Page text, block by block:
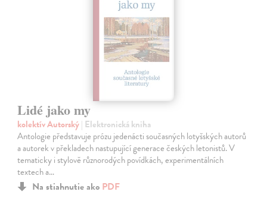
Lidé jako my
kolektív Autorský| Elektronická kniha
Antologie představuje prózu jedenácti současných lotyšských autorů
a autorek v překladech nastupující generace českých letonistů. V
tematicky i stylově různorodých povídkách, experimentálních
textech a…
Na stiahnutie ako PDF